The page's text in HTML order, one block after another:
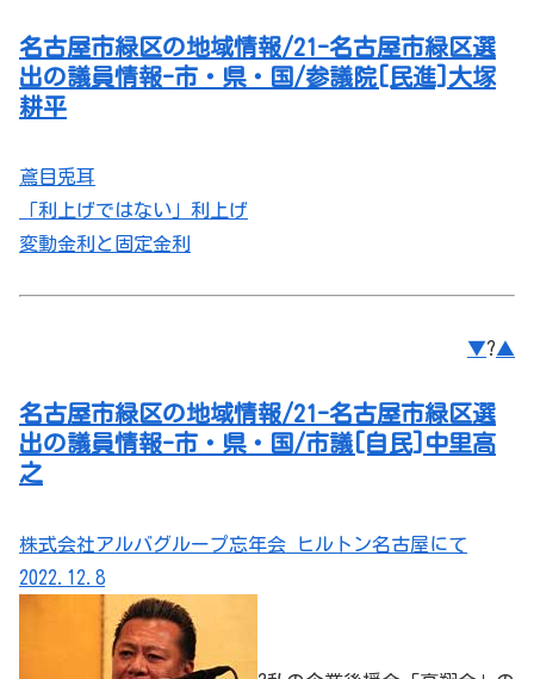
名古屋市緑区の地域情報/21-名古屋市緑区選
出の議員情報-市・県・国/参議院[民進]大塚
耕平
鳶目兎耳
「利上げではない」利上げ
変動金利と固定金利
▼?▲
名古屋市緑区の地域情報/21-名古屋市緑区選
出の議員情報-市・県・国/市議[自民]中里高
之
株式会社アルバグループ忘年会 ヒルトン名古屋にて
2022.12.8